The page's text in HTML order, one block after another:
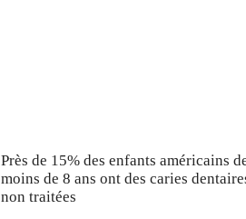
Près de 15% des enfants américains
moins de 8 ans ont des caries
non traitées